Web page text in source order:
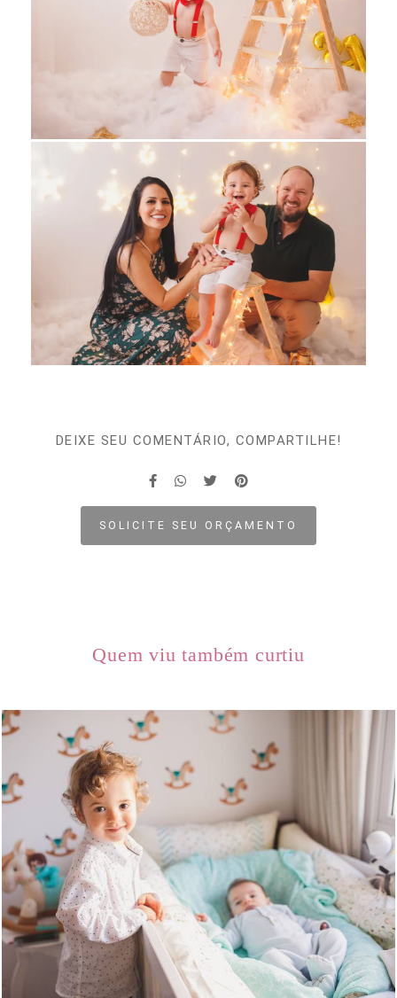
DEIXE SEU COMENTÁRIO, COMPARTILHE!
SOLICITE SEU ORÇAMENTO
Quem viu também curtiu
1436 0